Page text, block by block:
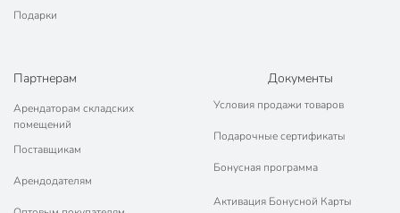
Подарки
Партнерам
Арендаторам складских
помещений
Поставщикам
Арендодателям
Документы
Условия продажи товаров
Подарочные сертификаты
Бонусная программа
Активация Бонусной Карты